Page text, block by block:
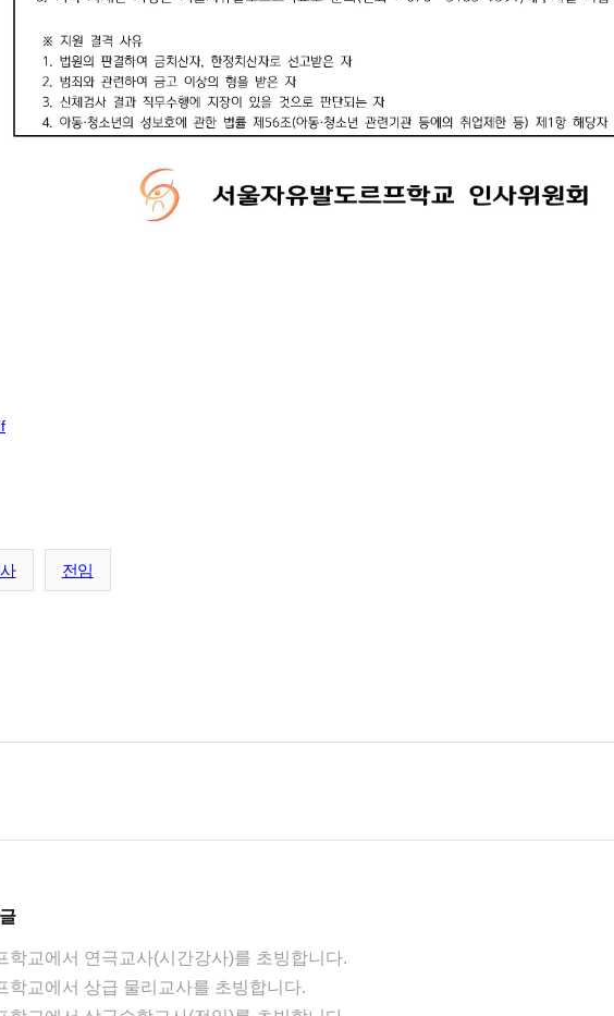
전임
학교에서 연극교사(시간강사)를 초빙합니다.
학교에서 상급 물리교사를 초빙합니다.